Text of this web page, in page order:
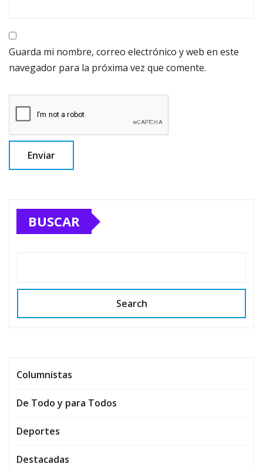
Guarda mi nombre, correo electrónico y web en este
navegador para la próxima vez que comente.
BUSCAR
Search
Columnistas
De Todo y para Todos
Deportes
Destacadas